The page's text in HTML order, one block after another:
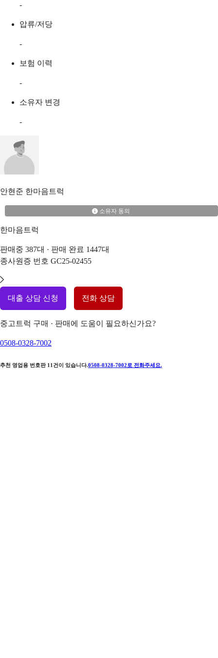
-
압류/저당
-
보험 이력
-
소유자 변경
-
안현준 한마음트럭
소유자 동의
한마음트럭
판매중 387대 · 판매 완료 1447대
종사원증 번호 GC25-02455
대출 상담 신청 전화 상담
중고트럭 구매 · 판매에 도움이 필요하신가요?
0508-0328-7002
추천 영업용 번호판 11 건이 있습니다.0508-0328-7002 로 전화주세요.